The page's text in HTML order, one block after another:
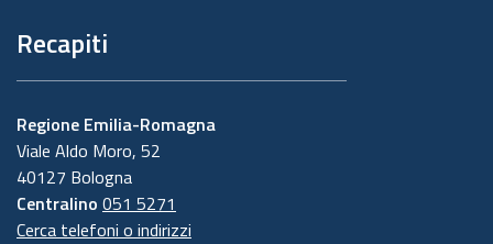
Recapiti
Regione Emilia-Romagna
Viale Aldo Moro, 52
40127 Bologna
Centralino 051 5271
Cerca telefoni o indirizzi